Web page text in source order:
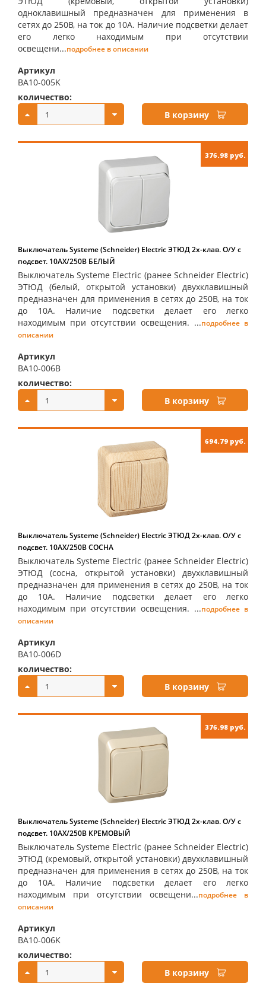
одноклавишный предназначен для применения в
сетях до 250В, на ток до 10А. Наличие подсветки делает
его легко находимым при отсутствии
освещени...подробнее в описании
Артикул
BA10-005K
количество:
В корзину
376.98 руб.
Выключатель Systeme (Schneider) Electric ЭТЮД 2х-клав. О/У с
подсвет. 10АX/250B БЕЛЫЙ
Выключатель Systeme Electric (ранее Schneider Electric)
ЭТЮД (белый, открытой установки) двухклавишный
предназначен для применения в сетях до 250В, на ток
до 10А. Наличие подсветки делает его легко
находимым при отсутствии освещения. ...подробнее в
описании
Артикул
BA10-006B
количество:
В корзину
694.79 руб.
Выключатель Systeme (Schneider) Electric ЭТЮД 2х-клав. О/У с
подсвет. 10АX/250B СОСНА
Выключатель Systeme Electric (ранее Schneider Electric)
ЭТЮД (сосна, открытой установки) двухклавишный
предназначен для применения в сетях до 250В, на ток
до 10А. Наличие подсветки делает его легко
находимым при отсутствии освещения. ...подробнее в
описании
Артикул
BA10-006D
количество:
В корзину
376.98 руб.
Выключатель Systeme (Schneider) Electric ЭТЮД 2х-клав. О/У с
подсвет. 10АX/250B КРЕМОВЫЙ
Выключатель Systeme Electric (ранее Schneider Electric)
ЭТЮД (кремовый, открытой установки) двухклавишный
предназначен для применения в сетях до 250В, на ток
до 10А. Наличие подсветки делает его легко
находимым при отсутствии освещени...подробнее в
описании
Артикул
BA10-006K
количество:
В корзину